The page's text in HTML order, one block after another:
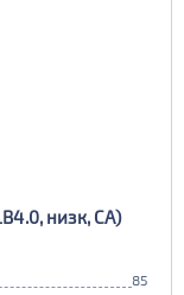
низк, CA)
85